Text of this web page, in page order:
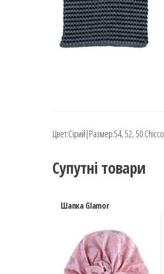
Цвет:Сірий|Размер:54, 52, 50 Chicco
Супутні товари
Шапка Glamor